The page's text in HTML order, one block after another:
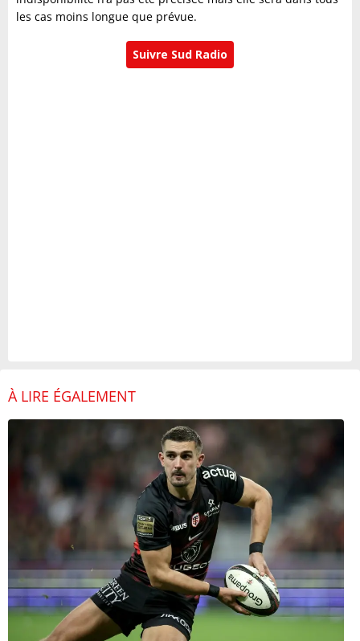
les cas moins longue que prévue.
Suivre Sud Radio
À LIRE ÉGALEMENT